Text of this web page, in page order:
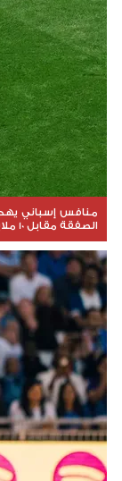
منافس إسباني
الصفقة مقابل 10 ملايين يورو؟